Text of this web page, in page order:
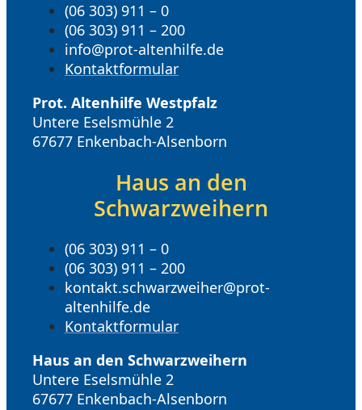
(06 303) 911 – 0
(06 303) 911 – 200
info@prot-altenhilfe.de
Kontaktformular
Prot. Altenhilfe Westpfalz
Untere Eselsmühle 2
67677 Enkenbach-Alsenborn
Haus an den
Schwarzweihern
(06 303) 911 – 0
(06 303) 911 – 200
kontakt.schwarzweiher@prot-
altenhilfe.de
Kontaktformular
Haus an den Schwarzweihern
Untere Eselsmühle 2
67677 Enkenbach-Alsenborn